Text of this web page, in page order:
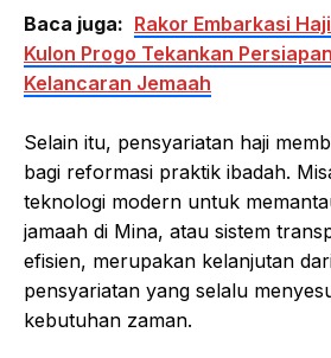
Baca juga: Rakor Embarkasi
Kulon Progo Tekankan
Kelancaran Jemaah
Selain itu, pensyariatan haji
bagi reformasi praktik ibadah.
teknologi modern untuk
jamaah di Mina, atau sistem
efisien, merupakan kelanjutan
pensyariatan yang selalu
kebutuhan zaman.